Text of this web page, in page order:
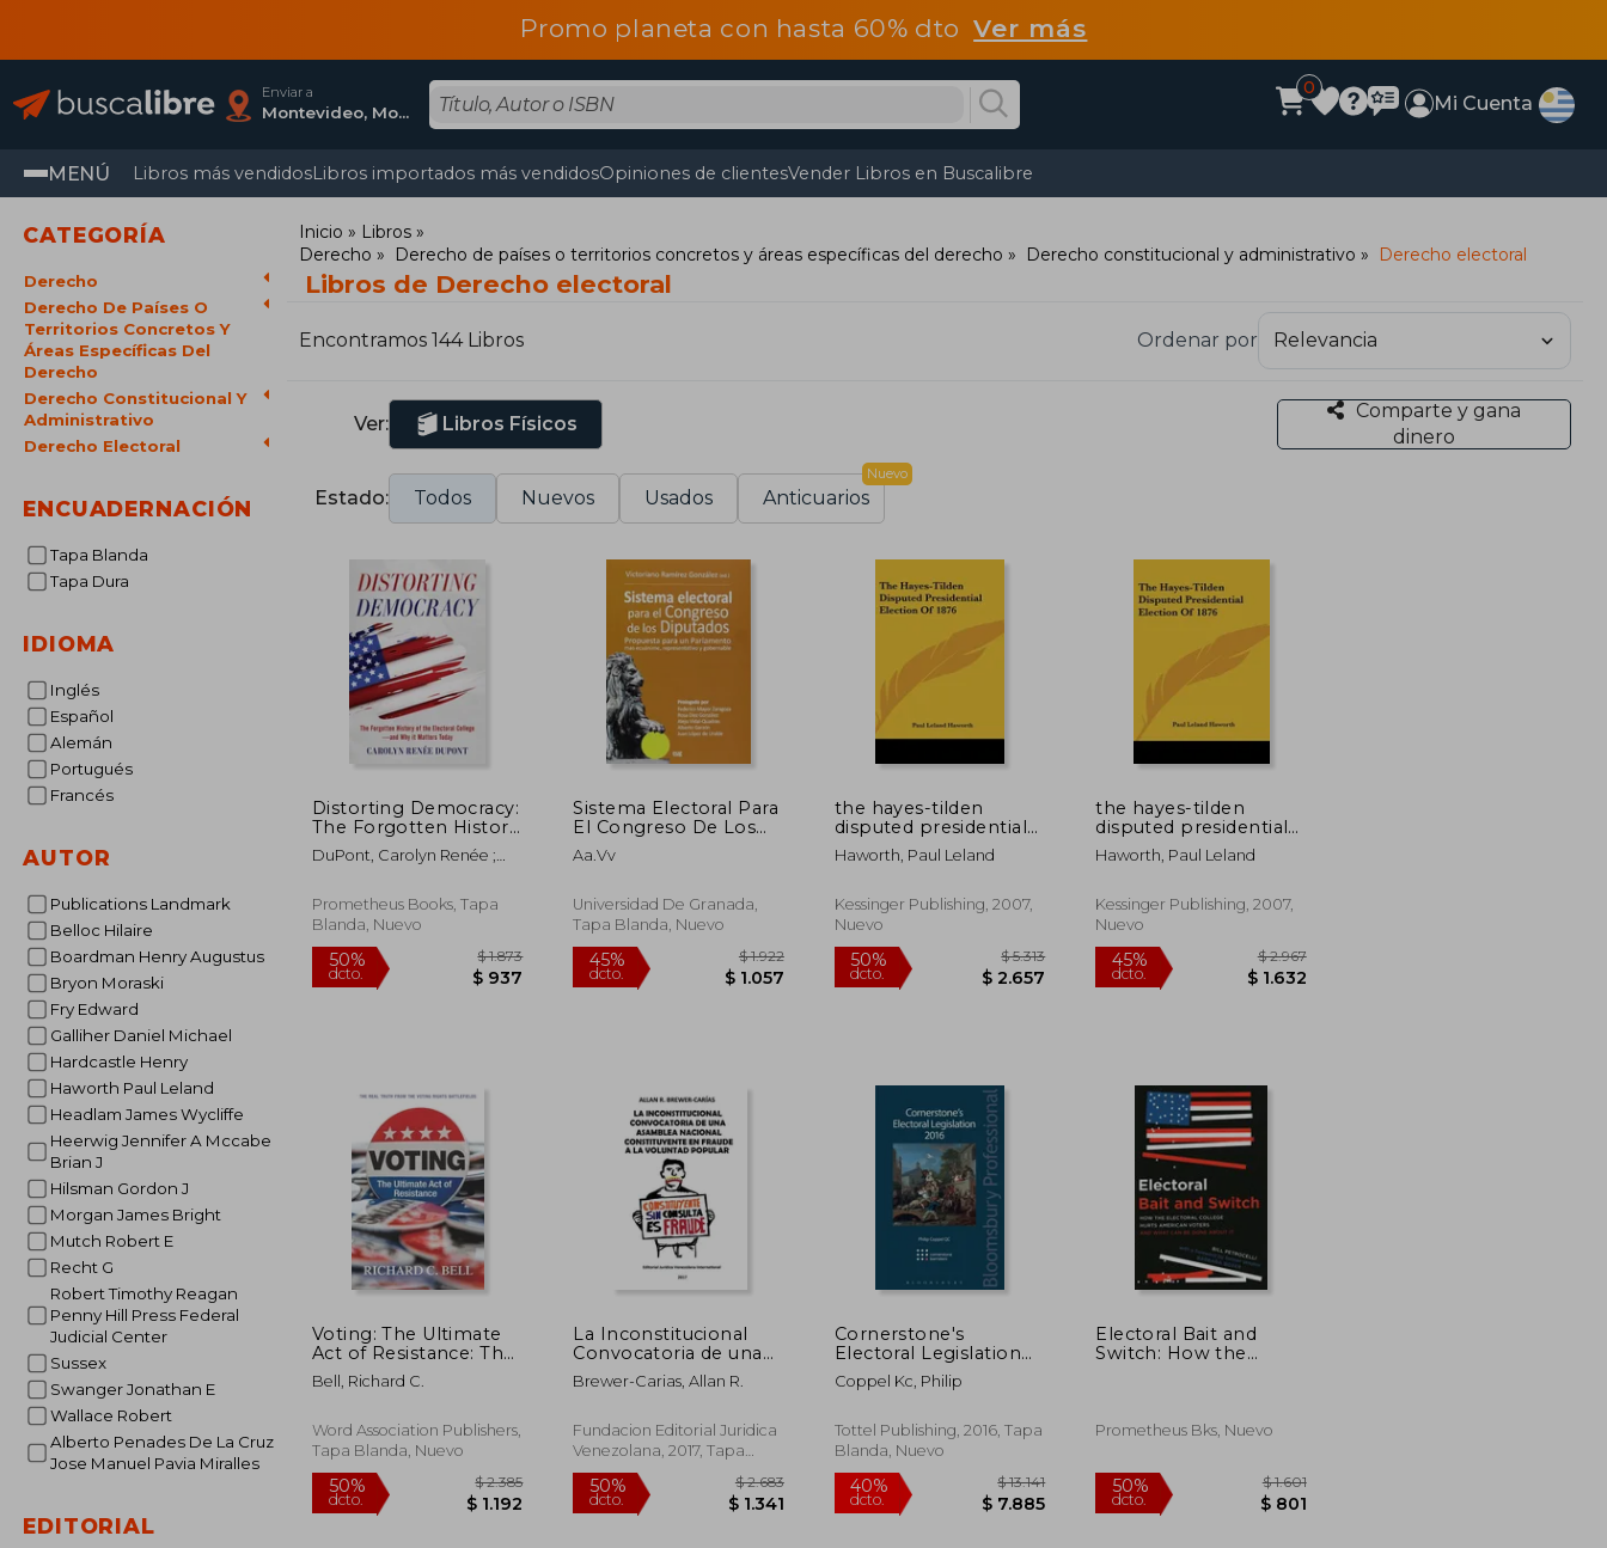
Promo planeta con hasta 60% dtoVer más
Enviar a
Montevideo, Montevideo
0
Mi Cuenta
MENÚ Libros más vendidosLibros importados más vendidosOpiniones de clientesVender Libros en Buscalibre
CATEGORÍA
Derecho
Derecho De Países O
Territorios Concretos Y
Áreas Específicas Del
Derecho
Derecho Constitucional Y
Administrativo
Derecho Electoral
ENCUADERNACIÓN
Tapa Blanda
Tapa Dura
IDIOMA
Inglés
Español
Alemán
Portugués
Francés
AUTOR
Publications Landmark
Belloc Hilaire
Boardman Henry Augustus
Bryon Moraski
Fry Edward
Galliher Daniel Michael
Hardcastle Henry
Haworth Paul Leland
Headlam James Wycliffe
Heerwig Jennifer A Mccabe
Brian J
Hilsman Gordon J
Morgan James Bright
Mutch Robert E
Recht G
Robert Timothy Reagan
Penny Hill Press Federal
Judicial Center
Sussex
Swanger Jonathan E
Wallace Robert
Alberto Penades De La Cruz
Jose Manuel Pavia Miralles
EDITORIAL
Inicio
Libros
Derecho
Derecho de países o territorios concretos y áreas específicas del derecho Derecho constitucional y administrativo Derecho electoral
Libros de Derecho electoral
Encontramos 144 Libros Ordenar por
Ver: Libros Físicos
Comparte y gana
dinero
Estado: Todos Nuevos Usados Anticuarios
Nuevo
Distorting Democracy:
The Forgotten History
of the Electoral
College--And Why It
Inglés)
DuPont, Carolyn Renée ;
Prometheus Books, Tapa
Blanda, Nuevo
Sistema Electoral Para
El Congreso De Los
Diputados (Fuera de
Colección)
Aa.Vv
Universidad De Granada,
Tapa Blanda, Nuevo
the hayes-tilden
disputed presidential
election of 1876 (en
Inglés)
Haworth, Paul Leland
Kessinger Publishing, 2007,
Nuevo
dcto. $ 2.657
the hayes-tilden
disputed presidential
election of 1876 (en
Inglés)
Haworth, Paul Leland
Kessinger Publishing, 2007,
Nuevo
dcto.
Voting: The Ultimate
Act of Resistance: The
Real Truth from the
Voting Rights
Bell, Richard C.
Word Association Publishers,
Tapa Blanda, Nuevo
La Inconstitucional
Convocatoria de una
Asamblea Nacional
Constituyente en
Popular
Brewer-Carias, Allan R.
Fundacion Editorial Juridica
Venezolana, 2017, Tapa
Blanda, Nuevo
Cornerstone's
Electoral Legislation
2016 (en Inglés)
Coppel Kc, Philip
Tottel Publishing, 2016, Tapa
Blanda, Nuevo
Electoral Bait and
Switch: How the
Done About it
Prometheus Bks, Nuevo